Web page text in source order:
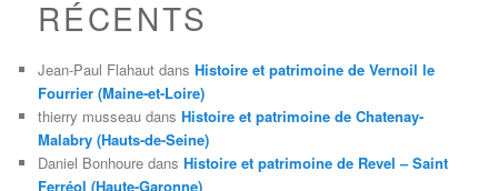
RÉCENTS
Jean-Paul Flahaut dansHistoire et patrimoine de Vernoil le
Fourrier (Maine-et-Loire)
thierry musseau dansHistoire et patrimoine de Chatenay-
Malabry (Hauts-de-Seine)
Daniel Bonhoure dansHistoire et patrimoine de Revel – Saint
Ferréol (Haute-Garonne)